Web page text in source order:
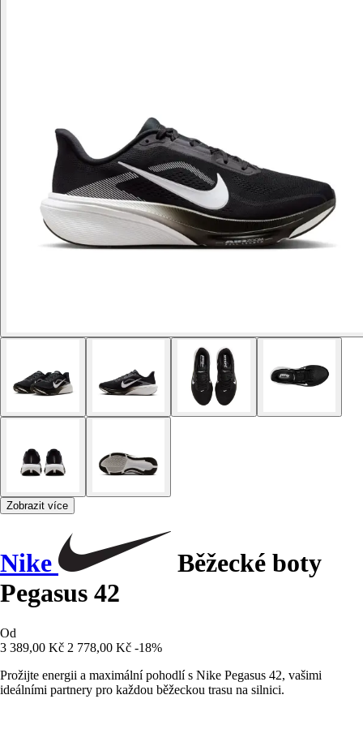
Zobrazit více
Nike
Běžecké boty
Pegasus 42
Od
3 389,00 Kč 2 778,00 Kč -18%
Prožijte energii a maximální pohodlí s Nike Pegasus 42, vašimi
ideálními partnery pro každou běžeckou trasu na silnici.